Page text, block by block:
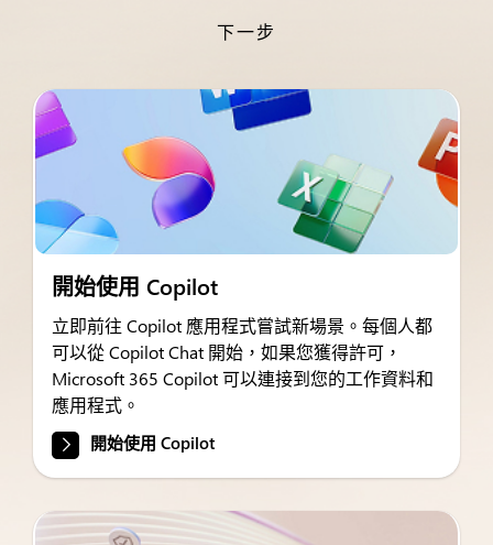
下一步
開始使用 Copilot
立即前往 Copilot 應用程式嘗試新場景。每個人都
可以從 Copilot Chat 開始，如果您獲得許可，
Microsoft 365 Copilot 可以連接到您的工作資料和
應用程式。
開始使用 Copilot